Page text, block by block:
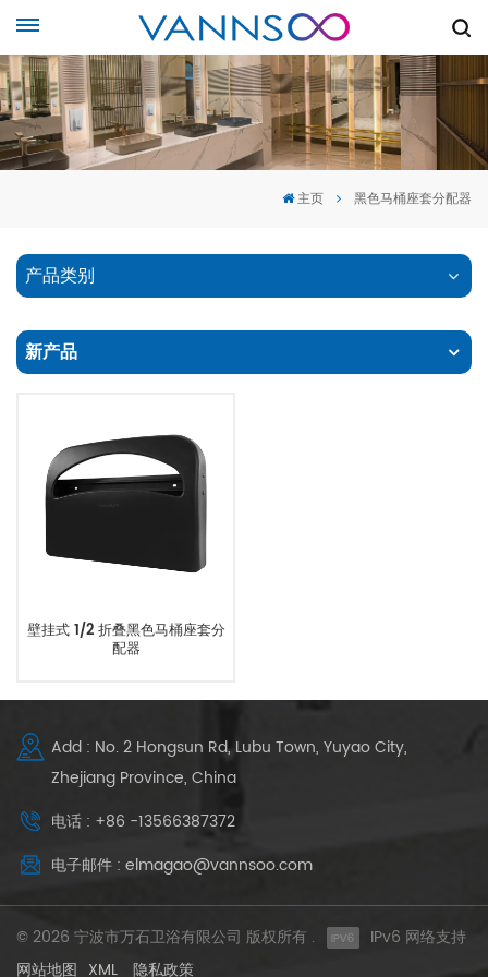
主页 黑色马桶座套分配器
产品类别
新产品
壁挂式 1/2 折叠黑色马桶座套分
配器
Add : No. 2 Hongsun Rd, Lubu Town, Yuyao City,
Zhejiang Province, China
电话 : +86 -13566387372
电子邮件 : elmagao@vannsoo.com
© 2026 宁波市万石卫浴有限公司 版权所有 .
IPv6 网络支持
网站地图 XML 隐私政策